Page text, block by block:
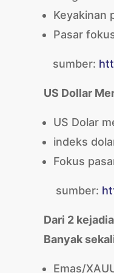
Keyakinan
Pasar
sumber:
US Dollar
US Dolar
indeks
Fokus
sumber:
Dari 2
Banyak
Emas/